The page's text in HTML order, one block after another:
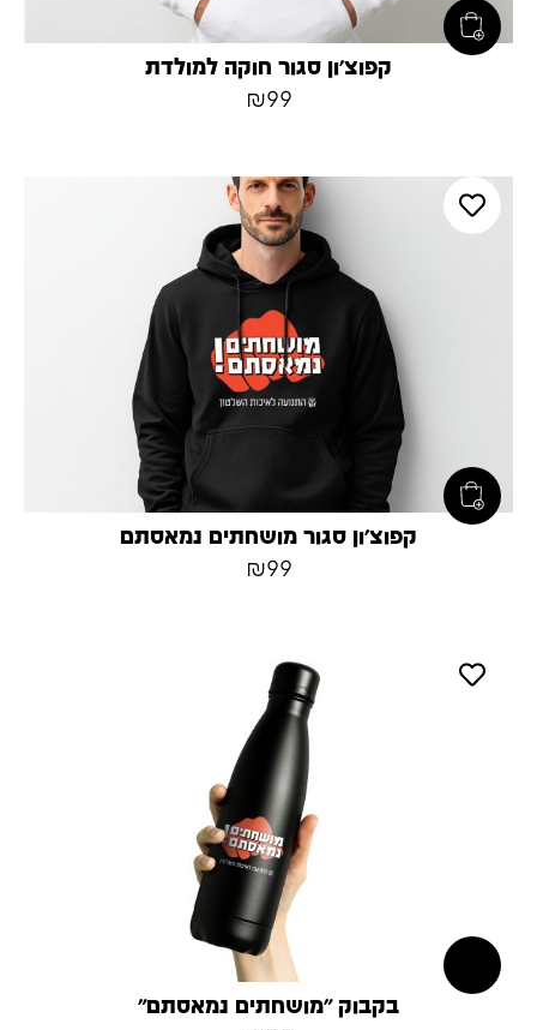
קפוצ׳ון סגור חוקה למולדת
₪99
קפוצ׳ון סגור מושחתים נמאסתם
₪99
בקבוק ״מושחתים נמאסתם״